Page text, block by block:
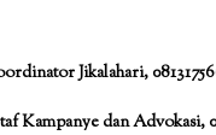
Jikalahari,
Kampanye dan Advokasi,